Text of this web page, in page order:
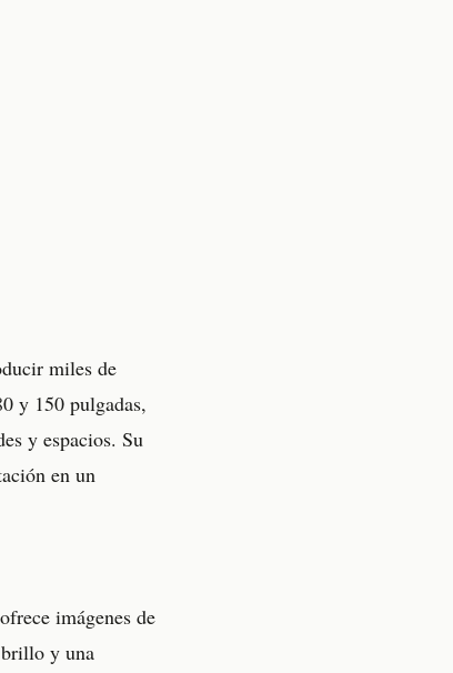
miles de
y 150 pulgadas,
y espacios. Su
en un
imágenes de
y una